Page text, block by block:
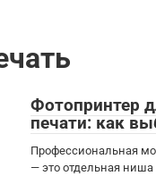
Фотопринтер
печати: как
Профессиональная
— это отдельная